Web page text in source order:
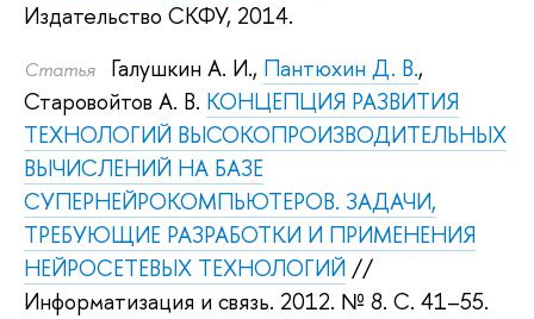
Издательство СКФУ, 2014.
Статья Галушкин А. И., Пантюхин Д. В.,
Старовойтов А. В. КОНЦЕПЦИЯ РАЗВИТИЯ
ТЕХНОЛОГИЙ ВЫСОКОПРОИЗВОДИТЕЛЬНЫХ
ВЫЧИСЛЕНИЙ НА БАЗЕ
СУПЕРНЕЙРОКОМПЬЮТЕРОВ. ЗАДАЧИ,
ТРЕБУЮЩИЕ РАЗРАБОТКИ И ПРИМЕНЕНИЯ
НЕЙРОСЕТЕВЫХ ТЕХНОЛОГИЙ //
Информатизация и связь. 2012. № 8. С. 41–55.